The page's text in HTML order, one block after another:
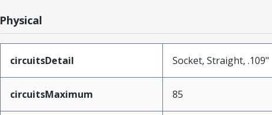
Physical
circuitsDetail Socket, Straight, .109"
circuitsMaximum 85